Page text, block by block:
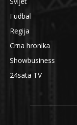
Fudbal
Regija
Crna hronika
Showbusiness
24sata TV